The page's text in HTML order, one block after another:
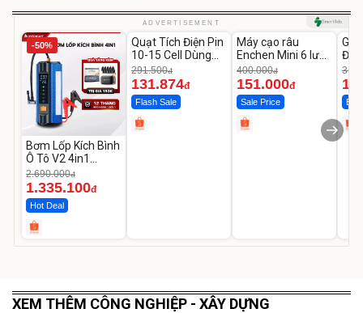
ADVERTISEMENT
-50%
Bơm Lốp Kích Bình
Ô Tô V2 4in1
MEDICAR –
12.000mAh
2.690.000đ
1.335.100đ
Hot Deal
-54%
Video
Player
is
loading.
Unmute
Quạt Tích Điện Pin
10-15 Cell Dùng
Liên Tục 4-8H
291.500đ
131.874đ
Flash Sale
-62%
Máy cạo râu
Enchen Mini 6 lưỡi
dao kép mỏng
400.000đ
151.000đ
Sale Price
Đùi
XEM THÊM CÔNG NGHIỆP - XÂY DỰNG